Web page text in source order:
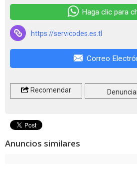
Haga clic para
https://servicodes.es.tl
Correo
Recomendar
Anuncios similares